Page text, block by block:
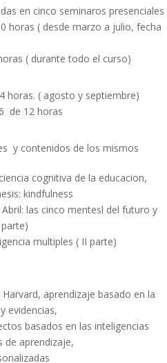
en cinco seminaros presenciales
horas ( desde marzo a julio, fecha
( durante todo el curso)
horas. ( agosto y septiembre)
de 12 horas
y contenidos de los mismos
cognitiva de la educacion,
kindfulness
las cinco mentesl del futuro y
multiples ( II parte)
aprendizaje basado en la
evidencias,
basados en las inteligencias
de aprendizaje,